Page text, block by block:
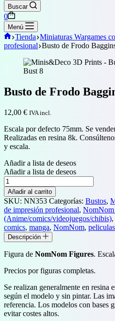
de
compra
Buscar
Carro
de
compra
0
Menú
Inicio
Tienda Miniaturas Wargames
profesional Busto de Frodo
Busto de Frodo
12,00 € IVA incl.
Escala por defecto 75mm. Se
Realizadas en resina 8k.
y escala.
Añadir a lista de deseos
Añadir a lista de deseos
Busto
de
Frodo
Baggins
cantidad
Añadir al carrito
SKU: NN353 Categorías: Bustos,
de impresión profesional,
(Anime/comics/videojuegos/chibis),
comics, manga, NomNom, peliculas
Descripción
Figura de NomNom Figures.
Precios por figuras completas.
Se realizan generalmente en resina
según el modelo y sin pintar. Las
referencia. Los modelos con bases
evitar costes altos.